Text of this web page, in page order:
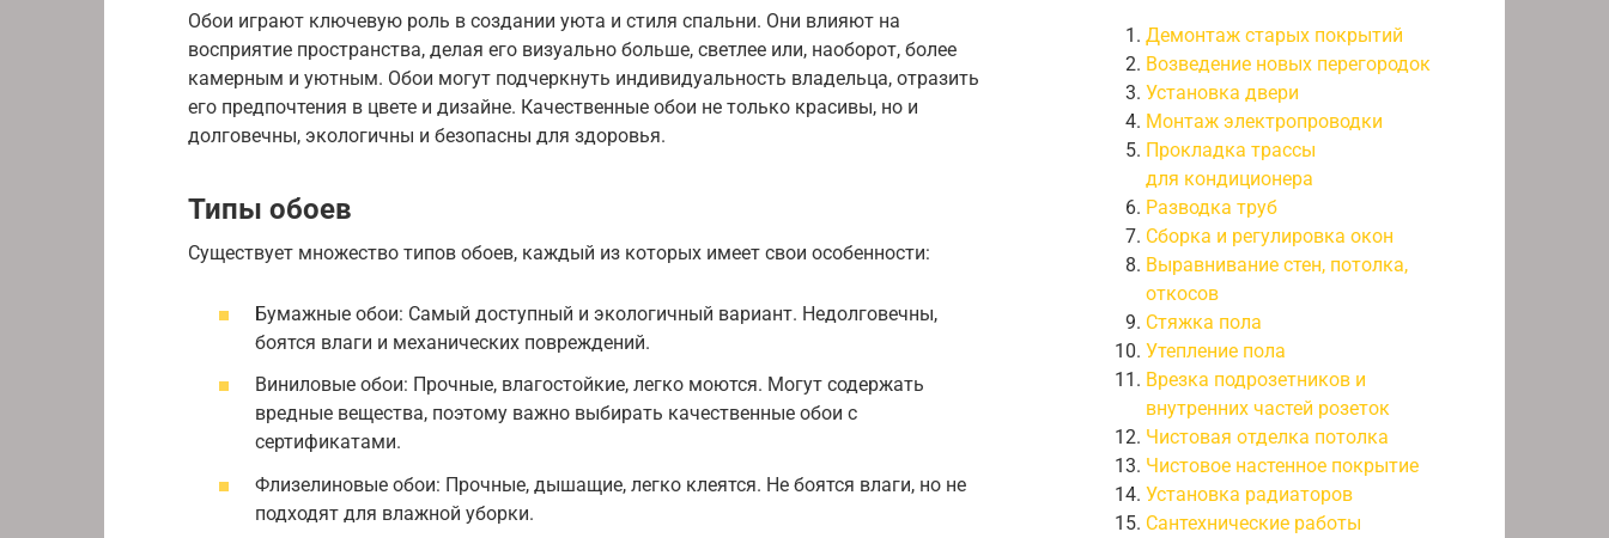
Обои играют ключевую роль в создании уюта и стиля спальни. Они влияют на
восприятие пространства, делая его визуально больше, светлее или, наоборот, более
камерным и уютным. Обои могут подчеркнуть индивидуальность владельца, отразить
его предпочтения в цвете и дизайне. Качественные обои не только красивы, но и
долговечны, экологичны и безопасны для здоровья.
Типы обоев
Существует множество типов обоев, каждый из которых имеет свои особенности:
Бумажные обои: Самый доступный и экологичный вариант. Недолговечны,
боятся влаги и механических повреждений.
Виниловые обои: Прочные, влагостойкие, легко моются. Могут содержать
вредные вещества, поэтому важно выбирать качественные обои с
сертификатами.
Флизелиновые обои: Прочные, дышащие, легко клеятся. Не боятся влаги, но не
подходят для влажной уборки.
Демонтаж старых покрытий
Возведение новых перегородок
Установка двери
Монтаж электропроводки
Прокладка трассы
для кондиционера
Разводка труб
Сборка и регулировка окон
Выравнивание стен, потолка,
откосов
Стяжка пола
Утепление пола
Врезка подрозетников и
внутренних частей розеток
Чистовая отделка потолка
Чистовое настенное покрытие
Установка радиаторов
Сантехнические работы